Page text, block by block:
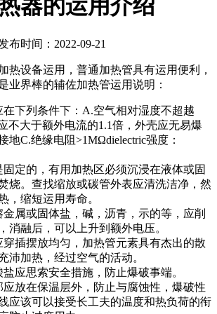
器的运用介绍
布时间：2022-09-21
热设备运用，普通加热管具有运用便利，
业界棒的辅佐加热管运用说明：
在下列条件下：A.空气相对湿度不超越
不大于额外电流的1.1倍，外壳应无易爆
地C.绝缘电阻>1MΩdielectric强度：
定的，有用加热区必须沉浸在液体或固
烧。查找缩放或碳管外表应清洗洁净，然
，缩短运用寿命。
属或固体盐，碱，沥青，示的等，应削
消融后，可以上升到额外电压。
插摆放均匀，加热管元素具有杰出的散
沛加热，经过空气的活动。
应思索安全措施，防止爆破事端。
放在保温层外，防止与腐蚀性，爆破性
应该可以接受长工夫的温度和热负荷的衔